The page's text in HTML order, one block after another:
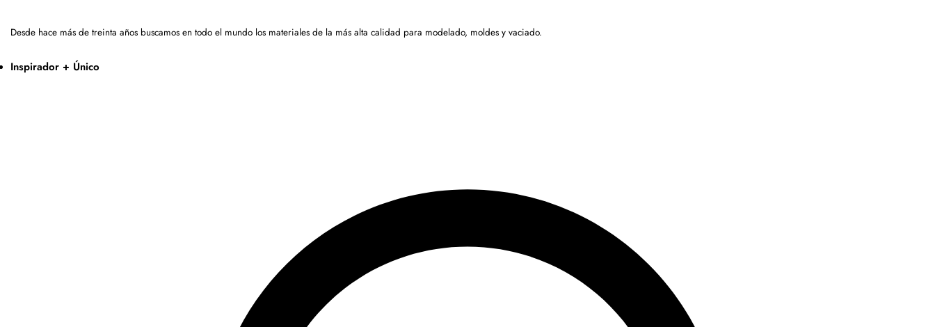
Desde hace más de treinta años buscamos en todo el mundo los materiales de la más alta calidad para modelado, moldes y vaciado.
Inspirador + Único